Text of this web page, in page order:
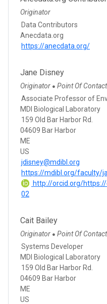
Originator
Data Contributors
Anecdata.org
https://anecdata.org/
Jane Disney
Originator ● Point Of Contact
Associate Professor of
MDI Biological Laboratory
159 Old Bar Harbor Rd.
04609 Bar Harbor
ME
US
jdisney@mdibl.org
https://mdibl.org/faculty/
http://orcid.org/
02
Cait Bailey
Originator ● Point Of Contact
Systems Developer
MDI Biological Laboratory
159 Old Bar Harbor Rd.
04609 Bar Harbor
ME
US